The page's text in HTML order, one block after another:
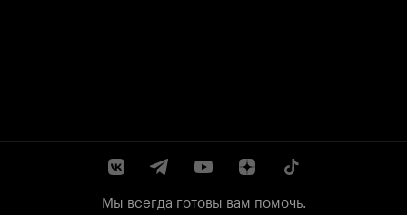
Мы всегда готовы вам помочь.